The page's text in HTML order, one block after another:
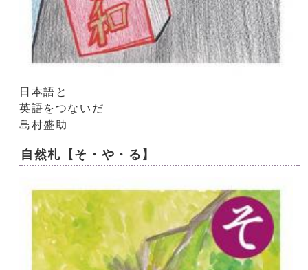
日本語と
英語をつないだ
島村盛助
自然札【そ・や・る】